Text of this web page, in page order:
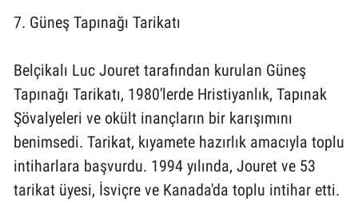
7. Güneş Tapınağı Tarikatı
Belçikalı Luc Jouret tarafından kurulan Güneş
Tapınağı Tarikatı, 1980'lerde Hristiyanlık, Tapınak
Şövalyeleri ve okült inançların bir karışımını
benimsedi. Tarikat, kıyamete hazırlık amacıyla toplu
intiharlara başvurdu. 1994 yılında, Jouret ve 53
tarikat üyesi, İsviçre ve Kanada'da toplu intihar etti.